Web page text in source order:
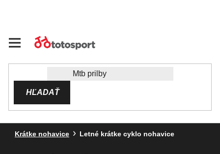
HĽADAŤ
Krátke nohavice Letné krátke cyklo nohavice